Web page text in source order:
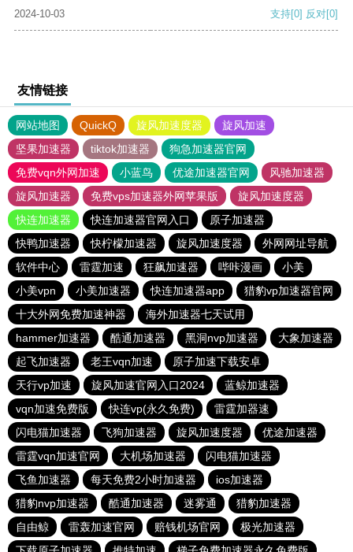
2024-10-03
支持[0] 反对[0]
友情链接
网站地图 QuickQ 旋风加速度器
旋风加速
坚果加速器
tiktok加速器
狗急加速器官网
免费vqn外网加速
小蓝鸟 优途加速器官网
风驰加速器
旋风加速器
免费vps加速器外网苹果版
旋风加速度器
快连加速器
快连加速器官网入口
原子加速器
快鸭加速器
快柠檬加速器 旋风加速度器
外网网址导航
软件中心
雷霆加速 狂飙加速器 哔咔漫画
小美
小美vpn
小美加速器 快连加速器app
猎豹vp加速器官网
十大外网免费加速神器
海外加速器七天试用
hammer加速器
酷通加速器 黑洞nvp加速器
大象加速器
起飞加速器
老王vqn加速
原子加速下载安卓
天行vp加速
旋风加速官网入口2024
蓝鲸加速器
vqn加速免费版
快连vp(永久免费)
雷霆加器速
闪电猫加速器
飞狗加速器 旋风加速度器
优途加速器
雷霆vqn加速官网
大机场加速器
闪电猫加速器
飞鱼加速器
每天免费2小时加速器
ios加速器
猎豹nvp加速器
酷通加速器 迷雾通
猎豹加速器
自由鲸
雷轰加速官网 赔钱机场官网
极光加速器